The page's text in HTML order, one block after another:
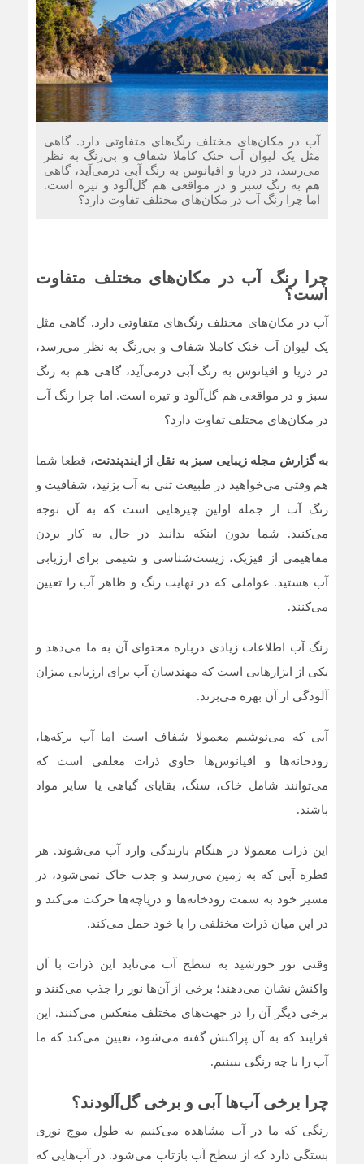
فرمول طلایی حفظ قدرت عضلانی؛ کشف تازه‌ای که جادوی
جوانی را در بدن بیدار می‌کند
حد نهایی طول عمر انسان چقدر است؟ دانشمندان حداکثر
سن ممکن را کشف کردند
چرا برخی داروها در هوای گرم می‌توانند به کلیه‌ها آسیب بزنند؟
آب در مکان‌های مختلف رنگ‌های متفاوتی دارد. گاهی
مثل یک لیوان آب خنک کاملا شفاف و بی‌رنگ به نظر
می‌رسد، در دریا و اقیانوس به رنگ آبی درمی‌آید، گاهی
هم به رنگ سبز و در مواقعی هم گل‌آلود و تیره است.
اما چرا رنگ آب در مکان‌های مختلف تفاوت دارد؟
چرا رنگ آب در مکان‌های مختلف متفاوت
است؟
آب در مکان‌های مختلف رنگ‌های متفاوتی دارد. گاهی مثل
یک لیوان آب خنک کاملا شفاف و بی‌رنگ به نظر می‌رسد،
در دریا و اقیانوس به رنگ آبی درمی‌آید، گاهی هم به رنگ
سبز و در مواقعی هم گل‌آلود و تیره است. اما چرا رنگ آب
در مکان‌های مختلف تفاوت دارد؟
به گزارش مجله زیبایی سبز به نقل از ایندپندنت، قطعا شما
هم وقتی می‌خواهید در طبیعت تنی به آب بزنید، شفافیت و
رنگ آب از جمله اولین چیزهایی است که به آن توجه
می‌کنید. شما بدون اینکه بدانید در حال به کار بردن
مفاهیمی از فیزیک، زیست‌شناسی و شیمی برای ارزیابی
آب هستید. عواملی که در نهایت رنگ و ظاهر آب را تعیین
می‌کنند.
رنگ آب اطلاعات زیادی درباره محتوای آن به ما می‌دهد و
یکی از ابزارهایی است که مهندسان آب برای ارزیابی میزان
آلودگی از آن بهره می‌برند.
آبی که می‌نوشیم معمولا شفاف است اما آب برکه‌ها،
رودخانه‌ها و اقیانوس‌ها حاوی ذرات معلقی است که
می‌توانند شامل خاک، سنگ، بقایای گیاهی یا سایر مواد
باشند.
این ذرات معمولا در هنگام بارندگی وارد آب می‌شوند. هر
قطره آبی که به زمین می‌رسد و جذب خاک نمی‌شود، در
مسیر خود به سمت رودخانه‌ها و دریاچه‌ها حرکت می‌کند و
در این میان ذرات مختلفی را با خود حمل می‌کند.
وقتی نور خورشید به سطح آب می‌تابد این ذرات با آن
واکنش نشان می‌دهند؛ برخی از آن‌ها نور را جذب می‌کنند و
برخی دیگر آن را در جهت‌های مختلف منعکس می‌کنند. این
فرایند که به آن پراکنش گفته می‌شود، تعیین می‌کند که ما
آب را با چه رنگی ببینیم.
چرا برخی آب‌ها آبی و برخی گل‌آلودند؟
رنگی که ما در آب مشاهده می‌کنیم به طول موج نوری
بستگی دارد که از سطح آب بازتاب می‌شود. در آب‌هایی که